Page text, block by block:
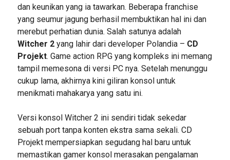
dan keunikan yang ia tawarkan. Beberapa franchise
yang seumur jagung berhasil membuktikan hal ini dan
merebut perhatian dunia. Salah satunya adalah
Witcher 2yang lahir dari developer Polandia – CD
Projekt. Game action RPG yang kompleks ini memang
tampil memesona di versi PC nya. Setelah menunggu
cukup lama, akhirnya kini giliran konsol untuk
menikmati mahakarya yang satu ini.
Versi konsol Witcher 2 ini sendiri tidak sekedar
sebuah port tanpa konten ekstra sama sekali. CD
Projekt mempersiapkan segudang hal baru untuk
memastikan gamer konsol merasakan pengalaman